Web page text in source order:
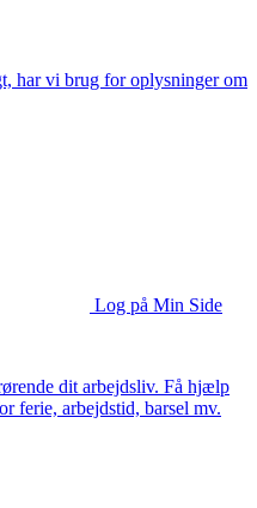
har vi brug for oplysninger om
Log på Min Side
dit arbejdsliv. Få hjælp
ferie, arbejdstid, barsel mv.